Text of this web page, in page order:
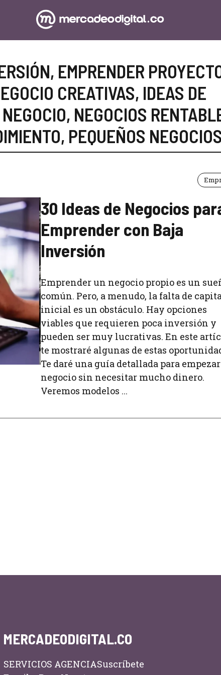
, EMPRENDER
CREATIVAS, IDEAS DE
, NEGOCIOS
, PEQUEÑOS NEGOCIOS
30 Ideas de Negocios
Emprender con Baja
Inversión
Emprender un negocio propio es un
común. Pero, a menudo, la falta de
inicial es un obstáculo. Hay opciones
viables que requieren poca inversión y
pueden ser muy lucrativas. En este
te mostraré algunas de estas
Te daré una guía detallada para
negocio sin necesitar mucho dinero.
Veremos modelos ...
MERCADEODIGITAL.CO
SERVICIOS AGENCIASuscríbete